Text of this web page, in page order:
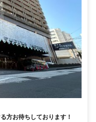
方お待ちしております！